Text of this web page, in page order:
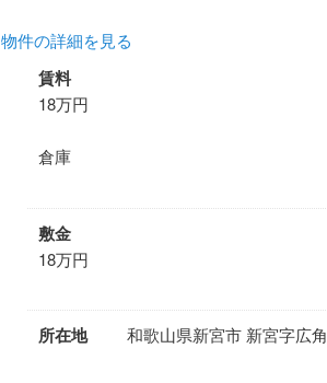
物件の詳細を見る
賃料
18万円
倉庫
敷金
18万円
所在地 和歌山県新宮市 新宮字広角